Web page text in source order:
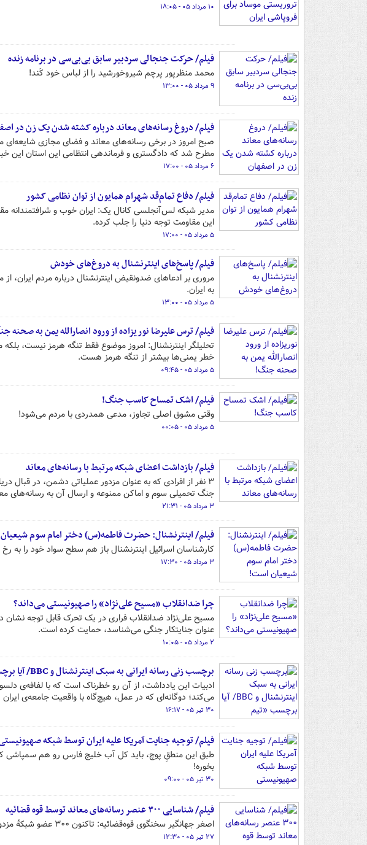
۱۰ مرداد ۰۵ - ۱۸:۰۵
فیلم/ حرکت جنجالی سردبیر سابق بی‌بی‌سی در برنامه زنده
محمد منظرپور پرچم شیروخورشید را از لباس خود کَند!
۹ مرداد ۰۵ - ۱۳:۰۰
فیلم/ دروغ رسانه‌های معاند درباره کشته شدن یک زن در
صبح امروز در برخی رسانه‌های معاند و فضای مجازی
مطرح شد که دادگستری و فرماندهی انتظامی این استان این
۶ مرداد ۰۵ - ۱۷:۰۰
فیلم/ دفاع تمام‌قد شهرام همایون از توان نظامی کشور
مدیر شبکه لس‌آنجلسی کانال یک: ایران خوب و شرافتمندانه
این مقاومت توجه دنیا را جلب کرده.
۵ مرداد ۰۵ - ۱۷:۰۰
فیلم/ پاسخ‌های اینترنشنال به دروغ‌های خودش
مروری بر ادعاهای ضدونقیض اینترنشنال درباره مردم ایران،
به ایران.
۵ مرداد ۰۵ - ۱۳:۰۰
فیلم/ ترس علیرضا نوریزاده از ورود انصارالله یمن به صحنه
تحلیلگر اینترنشنال: امروز موضوع فقط تنگه هرمز نیست،
خطر یمنی‌ها بیشتر از تنگه هرمز هست.
۵ مرداد ۰۵ - ۰۹:۴۵
فیلم/ اشک تمساح کاسب جنگ!
وقتی مشوق اصلی تجاوز، مدعی همدردی با مردم می‌شود!
۵ مرداد ۰۵ - ۰۰:۰۵
فیلم/ بازداشت اعضای شبکه مرتبط با رسانه‌های معاند
۳ نفر از افرادی که به عنوان مزدور عملیاتی دشمن، در قبال
جنگ تحمیلی سوم و اماکن ممنوعه و ارسال آن به رسانه‌های
۳ مرداد ۰۵ - ۲۱:۳۱
فیلم/ اینترنشنال: حضرت فاطمه(س) دختر امام سوم
کارشناسان اسرائیل اینترنشنال باز هم سطح سواد خود را به
۳ مرداد ۰۵ - ۱۷:۳۰
چرا ضدانقلاب «مسیح علی‌نژاد» را صهیونیستی می‌داند؟
مسیح علی‌نژاد ضدانقلاب فراری در یک تحرک قابل توجه نشان
عنوان جنایتکار جنگی می‌شناسد، حمایت کرده است.
۲ مرداد ۰۵ - ۱۰:۰۵
برچسب زنی رسانه ایرانی به سبک اینترنشنال و BBC/ آیا برچسب «تیم حکومتی» نقد فنی است یا همنوایی با ضدانقلاب؟!
ادبیات این یادداشت، از آن رو خطرناک است که با لفافه‌ی
می‌کند؛ دوگانه‌ای که در عمل، هیچ‌گاه با واقعیت جامعه‌ی
۳۰ تیر ۰۵ - ۱۶:۱۷
فیلم/ توجیه جنایت آمریکا علیه ایران توسط شبکه
طبق این منطقِ پوچ، باید کل آب خلیج فارس رو هم سمپاشی
بخوره!
۳۰ تیر ۰۵ - ۰۹:۰۰
فیلم/ شناسایی ۳۰۰ عنصر رسانه‌های معاند توسط قوه قضائیه
اصغر جهانگیر سخنگوی قوه‌قضائیه: تاکنون ۳۰۰ عضو شبکهٔ مزدوران ایران‌اینترنشنال و منوتو شناسایی شده‌اند.
۲۷ تیر ۰۵ - ۱۲:۳۰